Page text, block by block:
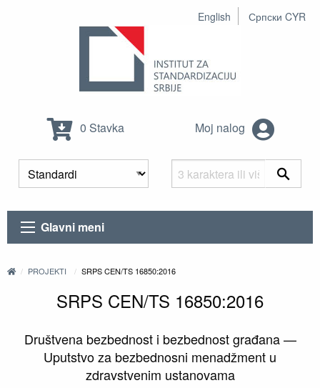
English Српски CYR
0 Stavka Moj nalog
Glavni meni
PROJEKTI SRPS CEN/TS 16850:2016
SRPS CEN/TS 16850:2016
Društvena bezbednost i bezbednost građana —
Uputstvo za bezbednosni menadžment u
zdravstvenim ustanovama